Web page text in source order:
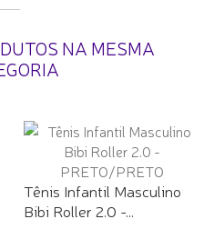
NA MESMA
Tênis Infantil Masculino
Bibi Roller 2.0 -...